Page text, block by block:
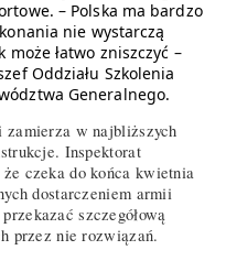
– Polska ma bardzo
nie wystarczą
łatwo zniszczyć –
Oddziału Szkolenia
Generalnego.
w najbliższych
Inspektorat
czeka do końca kwietnia
dostarczeniem armii
szczegółową
przez nie rozwiązań.